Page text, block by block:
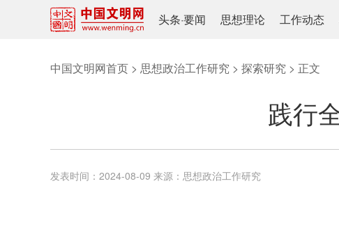
头条·要闻 思想理论 工作动态
中国文明网首页 > 思想政治工作研究 > 探索研究 > 正文
践行
发表时间： 2024-08-09 来源： 思想政治工作研究